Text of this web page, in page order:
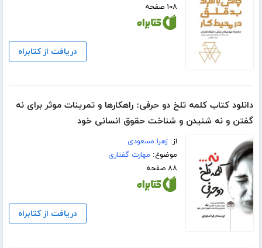
۱۰۸ صفحه
دریافت از کتابراه
دانلود کتاب کلمه تلخ دو حرفی: راهکارها و تمرینات موثر برای نه
گفتن و نه شنیدن و شناخت حقوق انسانی خود
از:زهرا مسعودی
موضوع: مهارت گفتاری
۸۸ صفحه
دریافت از کتابراه